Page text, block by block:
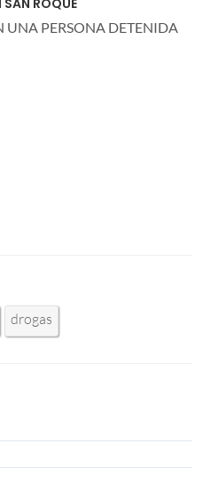
SAN ROQUE
UNA PERSONA DETENIDA
drogas